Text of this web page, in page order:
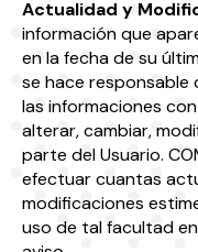
Actualidad y
información que
en la fecha de su
se hace responsable
las informaciones
alterar, cambiar,
parte del Usuario.
efectuar cuantas
modificaciones
uso de tal facultad